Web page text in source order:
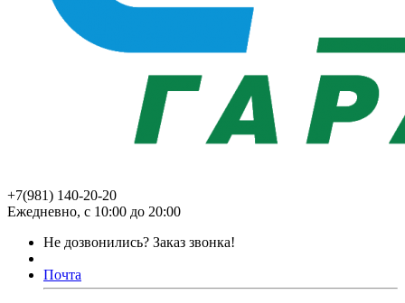
+7(981) 140-20-20
Ежедневно, с 10:00 до 20:00
Не дозвонились? Заказ звонка!
Почта